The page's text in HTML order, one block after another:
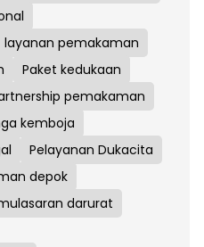
layanan pemakaman
Paket kedukaan
pemakaman
kemboja
Pelayanan Dukacita
depok
darurat